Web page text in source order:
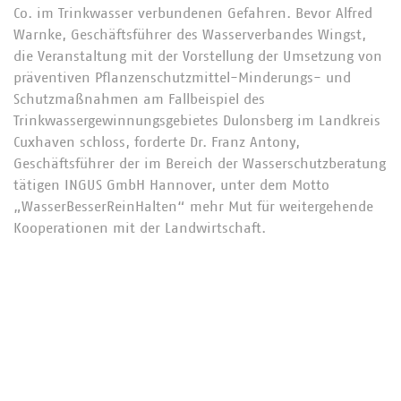
Co. im Trinkwasser verbundenen Gefahren. Bevor Alfred
Warnke, Geschäftsführer des Wasserverbandes Wingst,
die Veranstaltung mit der Vorstellung der Umsetzung von
präventiven Pflanzenschutzmittel-Minderungs- und
Schutzmaßnahmen am Fallbeispiel des
Trinkwassergewinnungsgebietes Dulonsberg im Landkreis
Cuxhaven schloss, forderte Dr. Franz Antony,
Geschäftsführer der im Bereich der Wasserschutzberatung
tätigen INGUS GmbH Hannover, unter dem Motto
„WasserBesserReinHalten“ mehr Mut für weitergehende
Kooperationen mit der Landwirtschaft.